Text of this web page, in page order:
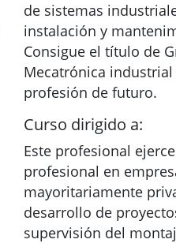
de sistemas
instalación y
Consigue el título de
Mecatrónica
profesión de futuro.
Curso dirigido a:
Este profesional
profesional en
mayoritariamente
desarrollo de
supervisión del